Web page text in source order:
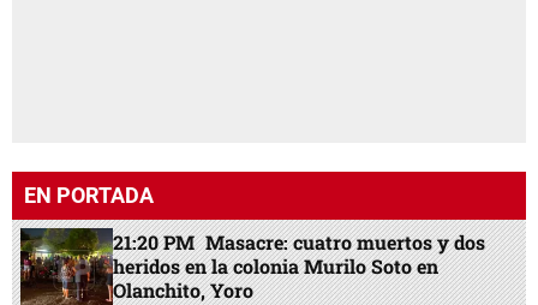
EN PORTADA
21:20 PM Masacre: cuatro muertos y dos
heridos en la colonia Murilo Soto en
Olanchito, Yoro